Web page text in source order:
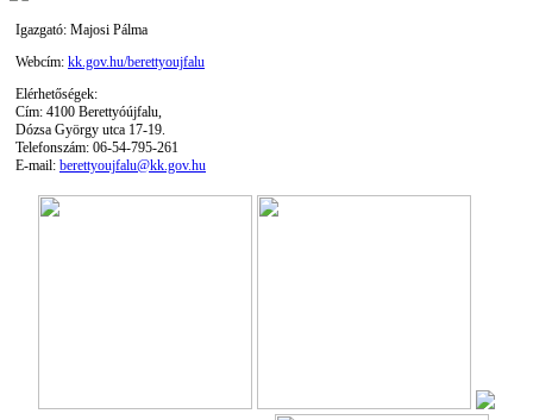
Igazgató: Majosi Pálma
Webcím: kk.gov.hu/berettyoujfalu
Elérhetőségek:
Cím: 4100 Berettyóújfalu,
Dózsa György utca 17-19.
Telefonszám: 06-54-795-261
E-mail: berettyoujfalu@kk.gov.hu